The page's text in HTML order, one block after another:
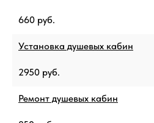
660 руб.
Установка душевых кабин
2950 руб.
Ремонт душевых кабин